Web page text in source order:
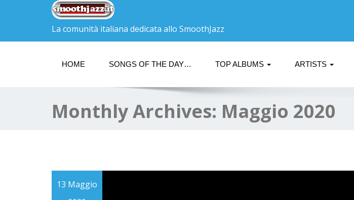
La comunità italiana dedicata allo SmoothJazz
HOME SONGS OF THE DAY… TOP ALBUMS ARTISTS
Monthly Archives: Maggio 2020
13 Maggio